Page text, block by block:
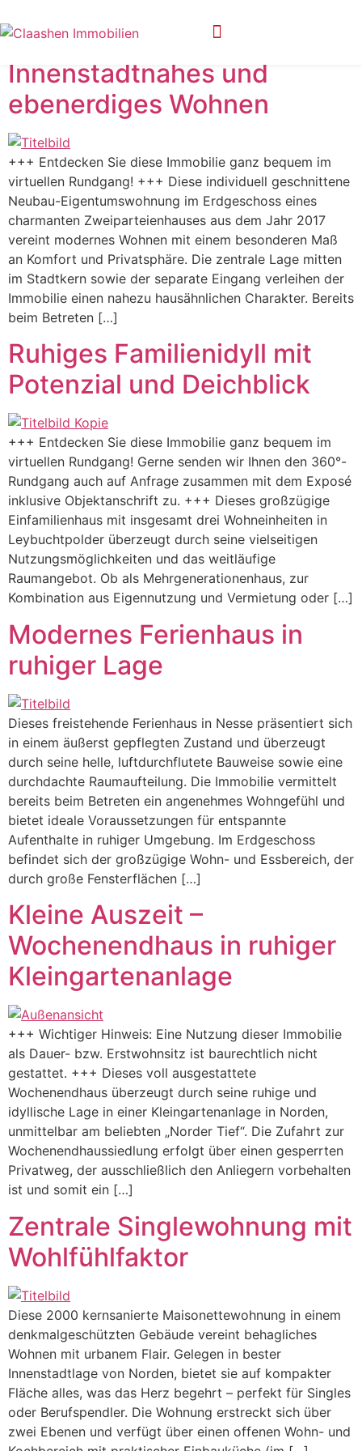
Ausstattung:
Innenstadtnahes und
ebenerdiges Wohnen
+++ Entdecken Sie diese Immobilie ganz bequem im
virtuellen Rundgang! +++ Diese individuell geschnittene
Neubau-Eigentumswohnung im Erdgeschoss eines
charmanten Zweiparteienhauses aus dem Jahr 2017
vereint modernes Wohnen mit einem besonderen Maß
an Komfort und Privatsphäre. Die zentrale Lage mitten
im Stadtkern sowie der separate Eingang verleihen der
Immobilie einen nahezu hausähnlichen Charakter. Bereits
beim Betreten […]
Ruhiges Familienidyll mit
Potenzial und Deichblick
+++ Entdecken Sie diese Immobilie ganz bequem im
virtuellen Rundgang! Gerne senden wir Ihnen den 360°-
Rundgang auch auf Anfrage zusammen mit dem Exposé
inklusive Objektanschrift zu. +++ Dieses großzügige
Einfamilienhaus mit insgesamt drei Wohneinheiten in
Leybuchtpolder überzeugt durch seine vielseitigen
Nutzungsmöglichkeiten und das weitläufige
Raumangebot. Ob als Mehrgenerationenhaus, zur
Kombination aus Eigennutzung und Vermietung oder […]
Modernes Ferienhaus in
ruhiger Lage
Dieses freistehende Ferienhaus in Nesse präsentiert sich
in einem äußerst gepflegten Zustand und überzeugt
durch seine helle, luftdurchflutete Bauweise sowie eine
durchdachte Raumaufteilung. Die Immobilie vermittelt
bereits beim Betreten ein angenehmes Wohngefühl und
bietet ideale Voraussetzungen für entspannte
Aufenthalte in ruhiger Umgebung. Im Erdgeschoss
befindet sich der großzügige Wohn- und Essbereich, der
durch große Fensterflächen […]
Kleine Auszeit –
Wochenendhaus in ruhiger
Kleingartenanlage
+++ Wichtiger Hinweis: Eine Nutzung dieser Immobilie
als Dauer- bzw. Erstwohnsitz ist baurechtlich nicht
gestattet. +++ Dieses voll ausgestattete
Wochenendhaus überzeugt durch seine ruhige und
idyllische Lage in einer Kleingartenanlage in Norden,
unmittelbar am beliebten „Norder Tief“. Die Zufahrt zur
Wochenendhaussiedlung erfolgt über einen gesperrten
Privatweg, der ausschließlich den Anliegern vorbehalten
ist und somit ein […]
Zentrale Singlewohnung mit
Wohlfühlfaktor
Diese 2000 kernsanierte Maisonettewohnung in einem
denkmalgeschützten Gebäude vereint behagliches
Wohnen mit urbanem Flair. Gelegen in bester
Innenstadtlage von Norden, bietet sie auf kompakter
Fläche alles, was das Herz begehrt – perfekt für Singles
oder Berufspendler. Die Wohnung erstreckt sich über
zwei Ebenen und verfügt über einen offenen Wohn- und